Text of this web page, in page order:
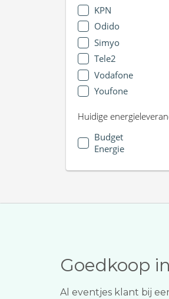
KPN
Odido
Simyo
Tele2
Vodafone
Youfone
Huidige
Budget
Energie
Goedkoop
Al eventjes klant bij